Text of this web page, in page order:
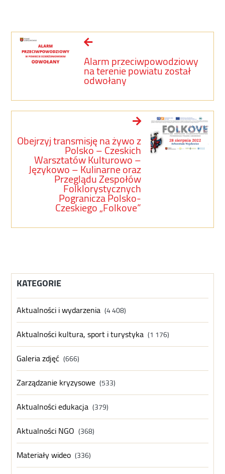
Alarm przeciwpowodziowy
na terenie powiatu został
odwołany
Obejrzyj transmisję na żywo z
Polsko – Czeskich
Warsztatów Kulturowo –
Językowo – Kulinarne oraz
Przeglądu Zespołów
Folklorystycznych
Pogranicza Polsko-
Czeskiego „Folkove”
KATEGORIE
Aktualności i wydarzenia (4 408)
Aktualności kultura, sport i turystyka (1 176)
Galeria zdjęć (666)
Zarządzanie kryzysowe (533)
Aktualności edukacja (379)
Aktualności NGO (368)
Materiały wideo (336)